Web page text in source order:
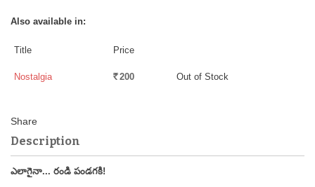
Also available in:
Title Price
Nostalgia Rs. 200 Out of Stock
Description
ఎలాగైనా... రండి పండగకి!